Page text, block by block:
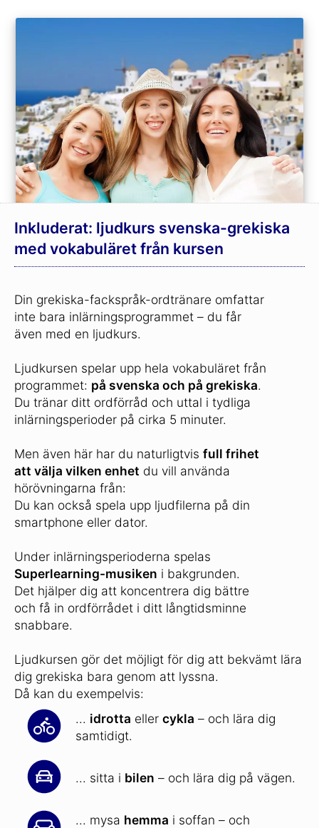
Inkluderat: ljudkurs svenska-grekiska
med vokabuläret från kursen
Din grekiska-fackspråk-ordtränare omfattar
inte bara inlärningsprogrammet – du får
även med en ljudkurs.
Ljudkursen spelar upp hela vokabuläret från
programmet: på svenska och på grekiska.
Du tränar ditt ordförråd och uttal i tydliga
inlärningsperioder på cirka 5 minuter.
Men även här har du naturligtvis full frihet
att välja vilken enhet du vill använda
hörövningarna från:
Du kan också spela upp ljudfilerna på din
smartphone eller dator.
Under inlärningsperioderna spelas
Superlearning-musiken i bakgrunden.
Det hjälper dig att koncentrera dig bättre
och få in ordförrådet i ditt långtidsminne
snabbare.
Ljudkursen gör det möjligt för dig att bekvämt lära
dig grekiska bara genom att lyssna.
Då kan du exempelvis:
... idrotta eller cykla – och lära dig
samtidigt.
... sitta i bilen – och lära dig på vägen.
... mysa hemma i soffan – och